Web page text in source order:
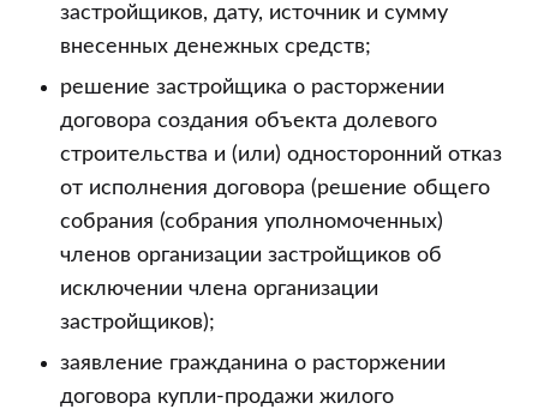
застройщиков, дату, источник и сумму
внесенных денежных средств;
решение застройщика о расторжении
договора создания объекта долевого
строительства и (или) односторонний отказ
от исполнения договора (решение общего
собрания (собрания уполномоченных)
членов организации застройщиков об
исключении члена организации
застройщиков);
заявление гражданина о расторжении
договора купли-продажи жилого